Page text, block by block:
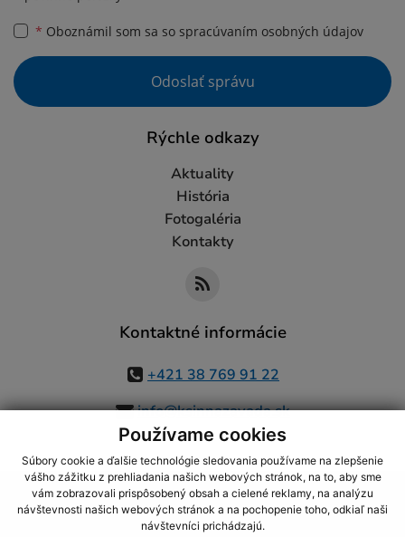
Používame cookies
Súbory cookie a ďalšie technológie sledovania používame na zlepšenie
vášho zážitku z prehliadania našich webových stránok, na to, aby sme
vám zobrazovali prispôsobený obsah a cielené reklamy, na analýzu
návštevnosti našich webových stránok a na pochopenie toho, odkiaľ naši
návštevníci prichádzajú.
* Oboznámil som sa so spracúvaním osobných údajov
Google reCaptcha Response
Odoslať správu
Rýchle odkazy
Aktuality
História
Fotogaléria
Kontakty
Kontaktné informácie
+421 38 769 91 22
info@ksinnazavada.sk
využite možnosť získavania aktuálnych informácií s využitím RSS
CMS systém (redakčný) systém ECHELON 2,Mapa stránok,web portál
webex.digital, s.r.o.,domény,registrácia domény